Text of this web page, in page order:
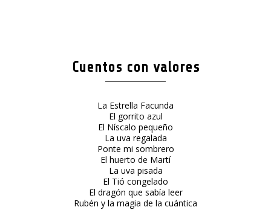
Cuentos con valores
La Estrella Facunda
El gorrito azul
El Níscalo pequeño
La uva regalada
Ponte mi sombrero
El huerto de Martí
La uva pisada
El Tió congelado
El dragón que sabía leer
Rubén y la magia de la cuántica